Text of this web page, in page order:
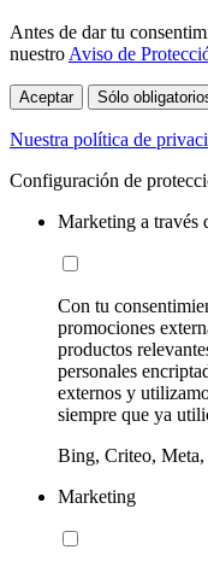
Antes de dar tu
nuestro Aviso de
Aceptar Sólo
Nuestra política de
Configuración de
Marketing a través
Con tu
promociones
productos
personales
externos y
siempre que ya
Bing, Criteo,
Marketing